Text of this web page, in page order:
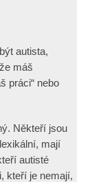
autista,
máš
práci“ nebo
Někteří jsou
mají
autisté
kteří je nemají,